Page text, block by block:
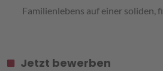
Familienlebens auf einer soliden,
Jetzt bewerben